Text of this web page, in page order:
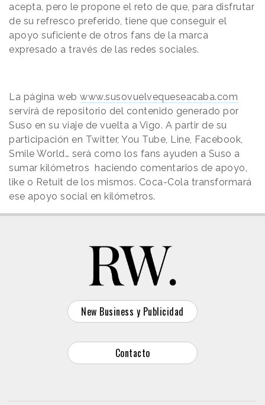
acepta, pero le propone el reto de que, para disfrutar
de su refresco preferido, tiene que conseguir el
apoyo suficiente de otros fans de la marca
expresado a través de las redes sociales.
La página web www.susovuelvequeseacaba.com
servirá de repositorio del contenido generado por
Suso en su viaje de vuelta a Vigo. A partir de su
participación en Twitter, You Tube, Line, Facebook,
Smile World… será como los fans ayuden a Suso a
sumar kilómetros haciendo comentarios de apoyo,
like o Retuit de los mismos. Coca-Cola transformará
ese apoyo social en kilómetros.
New Business y Publicidad
Contacto